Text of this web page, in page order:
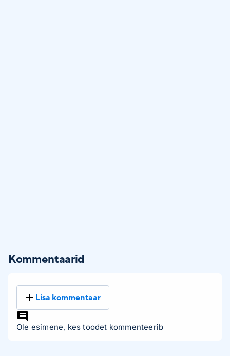
Kommentaarid
Lisa kommentaar
Ole esimene, kes toodet kommenteerib